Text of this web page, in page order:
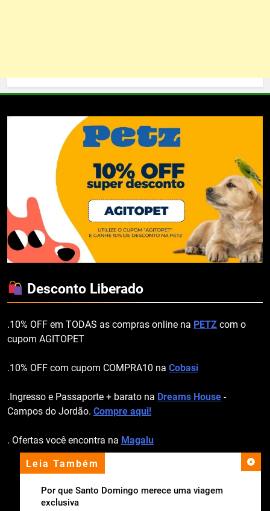
Leia Também
Por que Santo Domingo merece uma viagem
exclusiva
Desconto Liberado
.10% OFF em TODAS as compras online na PETZ com o
cupom AGITOPET
.10% OFF com cupom COMPRA10 na Cobasi
.Ingresso e Passaporte + barato na Dreams House -
Campos do Jordão. Compre aqui!
. Ofertas você encontra na Magalu
apoio institucional